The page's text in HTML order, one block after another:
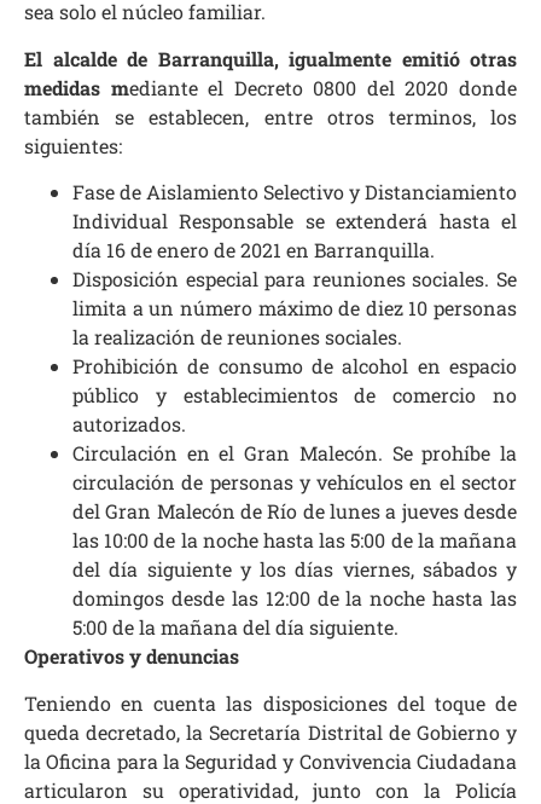
sea solo el núcleo familiar.
El alcalde de Barranquilla, igualmente emitió otras
medidas mediante el Decreto 0800 del 2020 donde
también se establecen, entre otros terminos, los
siguientes:
Fase de Aislamiento Selectivo y Distanciamiento
Individual Responsable se extenderá hasta el
día 16 de enero de 2021 en Barranquilla.
Disposición especial para reuniones sociales. Se
limita a un número máximo de diez 10 personas
la realización de reuniones sociales.
Prohibición de consumo de alcohol en espacio
público y establecimientos de comercio no
autorizados.
Circulación en el Gran Malecón. Se prohíbe la
circulación de personas y vehículos en el sector
del Gran Malecón de Río de lunes a jueves desde
las 10:00 de la noche hasta las 5:00 de la mañana
del día siguiente y los días viernes, sábados y
domingos desde las 12:00 de la noche hasta las
5:00 de la mañana del día siguiente.
Operativos y denuncias
Teniendo en cuenta las disposiciones del toque de
queda decretado, la Secretaría Distrital de Gobierno y
la Oficina para la Seguridad y Convivencia Ciudadana
articularon su operatividad, junto con la Policía